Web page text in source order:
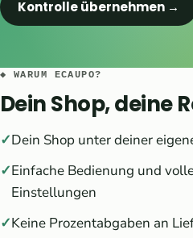
Kontrolle übernehmen →
◆ WARUM ECAUPO?
Dein Shop, deine
Dein Shop unter deiner
Einfache Bedienung und
Einstellungen
Keine Prozentabgaben an